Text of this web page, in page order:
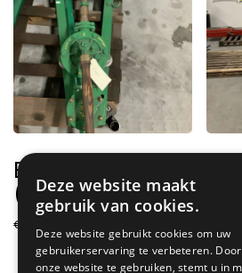
(A0010)
€
Deze website maakt
gebruik van cookies.
Deze website gebruikt cookies om uw
gebruikerservaring te verbeteren. Door
onze website te gebruiken, stemt u in